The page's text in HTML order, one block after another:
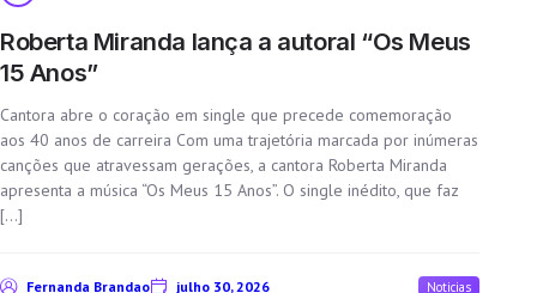
Roberta Miranda lança a autoral “Os Meus
15 Anos”
Cantora abre o coração em single que precede comemoração
aos 40 anos de carreira Com uma trajetória marcada por inúmeras
canções que atravessam gerações, a cantora Roberta Miranda
apresenta a música “Os Meus 15 Anos”. O single inédito, que faz
[…]
Fernanda Brandao julho 30, 2026 Noticias